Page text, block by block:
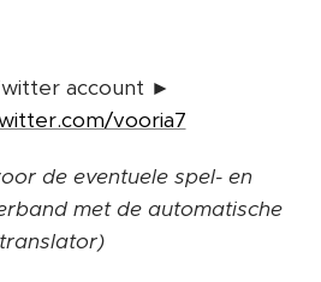
account ►
vooria7
de eventuele spel- en
met de automatische
translator)